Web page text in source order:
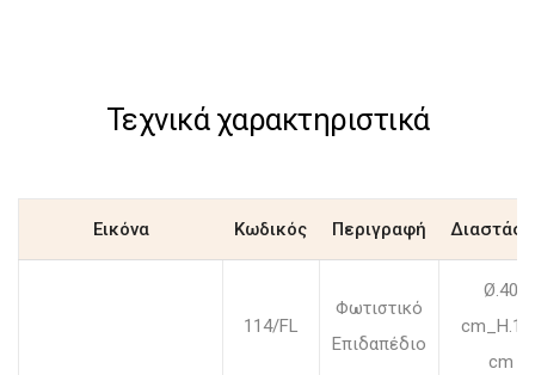
Τεχνικά χαρακτηριστικά
Εικόνα Κωδικός Περιγραφή
114/FL
Φωτιστικό
Επιδαπέδιο
Ø.40
cm